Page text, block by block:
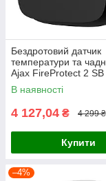
Бездротовий датчик
температури та
Ajax FireProtect 2 SB
(Heat/CO) Black
В наявності
4 127,04 ₴ 4 299 ₴
Купити
–4%